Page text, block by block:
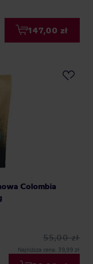
147,00 zł
Colombia
55,00 zł
Najniższa cena: 39,99 zł